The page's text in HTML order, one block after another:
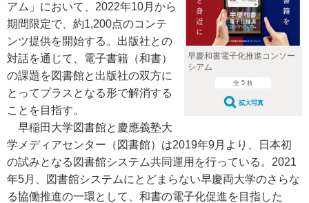
早慶和書電子化推進コンソー
シアム
全 5 枚
拡大写真
アム」において、2022年10月から
期間限定で、約1,200点のコンテ
ンツ提供を開始する。出版社との
対話を通じて、電子書籍（和書）
の課題を図書館と出版社の双方に
とってプラスとなる形で解消する
ことを目指す。
早稲田大学図書館と慶應義塾大
学メディアセンター（図書館）は2019年9月より、日本初
の試みとなる図書館システム共同運用を行っている。2021
年5月、図書館システムにとどまらない早慶両大学のさらな
る協働推進の一環として、和書の電子化促進を目指した